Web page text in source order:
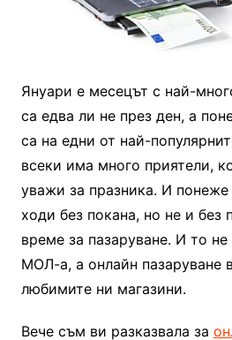
Януари е месецът с най-
са едва ли не през ден, а
са на едни от най-
всеки има много приятели,
уважи за празника. И
ходи без покана, но не и без
време за пазаруване. И то не
МОЛ-а, а онлайн пазаруване
любимите ни магазини.
Вече съм ви разказвала за